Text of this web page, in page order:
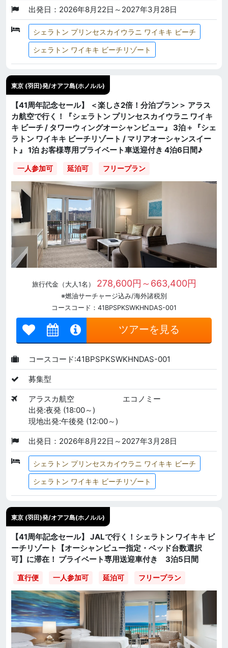
出発日：2026年8月22日～2027年3月28日
シェラトン プリンセスカイウラニ ワイキキ ビーチ
シェラトン ワイキキ ビーチリゾート
東京 (羽田)発/オアフ島(ホノルル)
【41周年記念セール】 ＜楽しさ2倍！分泊プラン＞ アラス
カ航空で行く！『シェラトン プリンセスカイウラニ ワイキ
キ ビーチ / タワーウィングオーシャンビュー』 3泊＋『シェ
ラトン ワイキキ ビーチリゾート / マリアオーシャンスイー
ト』 1泊 お客様専用プライベート車送迎付き 4泊6日間♪
一人参加可 延泊可 フリープラン
旅行代金（大人1名） 278,600円～663,400円
※燃油サーチャージ込み/海外諸税別
コースコード：41BPSPKSWKHNDAS-001
ツアーを見る
コースコード:41BPSPKSWKHNDAS-001
募集型
アラスカ航空
エコノミー
出発:夜発 (18:00～)
現地出発:午後発 (12:00～)
出発日：2026年8月22日～2027年3月28日
シェラトン プリンセスカイウラニ ワイキキ ビーチ
シェラトン ワイキキ ビーチリゾート
東京 (羽田)発/オアフ島(ホノルル)
【41周年記念セール】 JALで行く！シェラトン ワイキキ ビ
ーチリゾート【オーシャンビュー指定・ベッド台数選択
可】に滞在！ プライベート専用送迎車付き 3泊5日間
直行便 一人参加可 延泊可 フリープラン